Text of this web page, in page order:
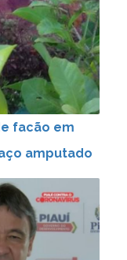
facão em
amputado